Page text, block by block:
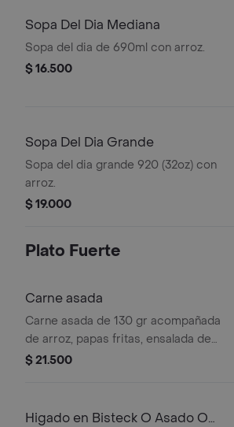
Sopa Del Dia Mediana
Sopa del dia de 690ml con arroz.
$ 16.500
Sopa Del Dia Grande
Sopa del dia grande 920 (32oz) con
arroz.
$ 19.000
Plato Fuerte
Carne asada
Carne asada de 130 gr acompañada
de arroz, papas fritas, ensalada de
lechuga y tomate, y frijoles.
$ 21.500
Higado en Bisteck O Asado O